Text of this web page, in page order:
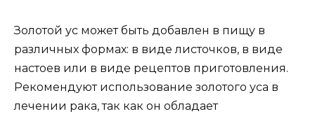
Золотой ус может быть добавлен в пищу в
различных формах: в виде листочков, в виде
настоев или в виде рецептов приготовления.
Рекомендуют использование золотого уса в
лечении рака, так как он обладает